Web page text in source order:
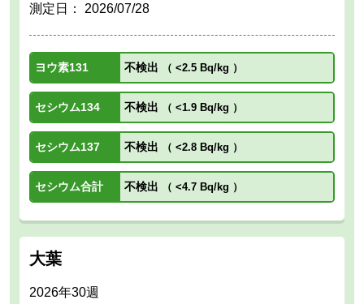
測定日： 2026/07/28
ヨウ素131 不検出 （ <2.5 Bq/kg ）
セシウム134 不検出 （ <1.9 Bq/kg ）
セシウム137 不検出 （ <2.8 Bq/kg ）
セシウム合計 不検出 （ <4.7 Bq/kg ）
大葉
2026年30週